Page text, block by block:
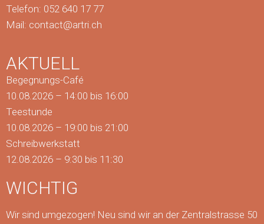
Telefon: 052 640 17 77
Mail: contact@artri.ch
AKTUELL
Begegnungs-Café
10.08.2026 – 14:00 bis 16:00
Teestunde
10.08.2026 – 19:00 bis 21:00
Schreibwerkstatt
12.08.2026 – 9:30 bis 11:30
WICHTIG
Wir sind umgezogen! Neu sind wir an der Zentralstrasse 50